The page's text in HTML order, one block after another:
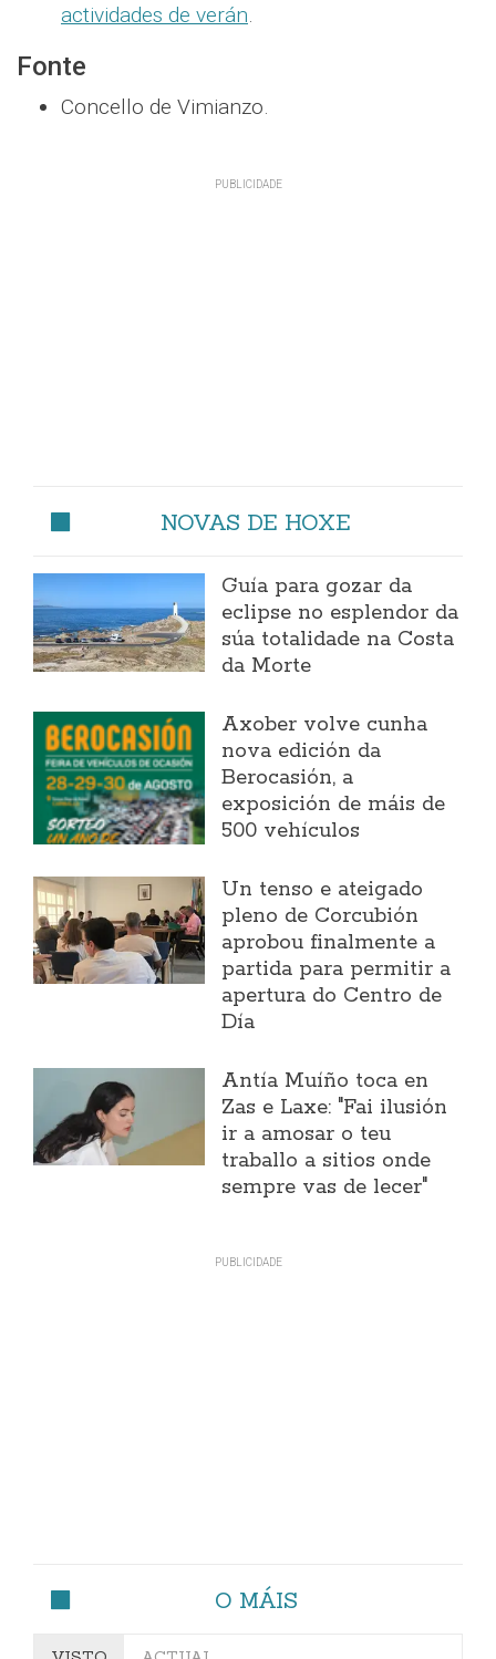
actividades de verán.
Fonte
Concello de Vimianzo.
NOVAS DE HOXE
Guía para gozar da
eclipse no esplendor da
súa totalidade na Costa
da Morte
Axober volve cunha
nova edición da
Berocasión, a
exposición de máis de
500 vehículos
Un tenso e ateigado
pleno de Corcubión
aprobou finalmente a
partida para permitir a
apertura do Centro de
Día
Antía Muíño toca en
Zas e Laxe: "Fai ilusión
ir a amosar o teu
traballo a sitios onde
sempre vas de lecer"
O MÁIS